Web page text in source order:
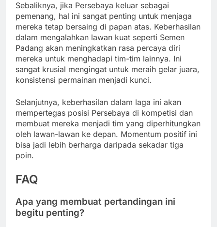
Sebaliknya, jika Persebaya keluar sebagai
pemenang, hal ini sangat penting untuk menjaga
mereka tetap bersaing di papan atas. Keberhasilan
dalam mengalahkan lawan kuat seperti Semen
Padang akan meningkatkan rasa percaya diri
mereka untuk menghadapi tim-tim lainnya. Ini
sangat krusial mengingat untuk meraih gelar juara,
konsistensi permainan menjadi kunci.
Selanjutnya, keberhasilan dalam laga ini akan
mempertegas posisi Persebaya di kompetisi dan
membuat mereka menjadi tim yang diperhitungkan
oleh lawan-lawan ke depan. Momentum positif ini
bisa jadi lebih berharga daripada sekadar tiga
poin.
FAQ
Apa yang membuat pertandingan ini
begitu penting?